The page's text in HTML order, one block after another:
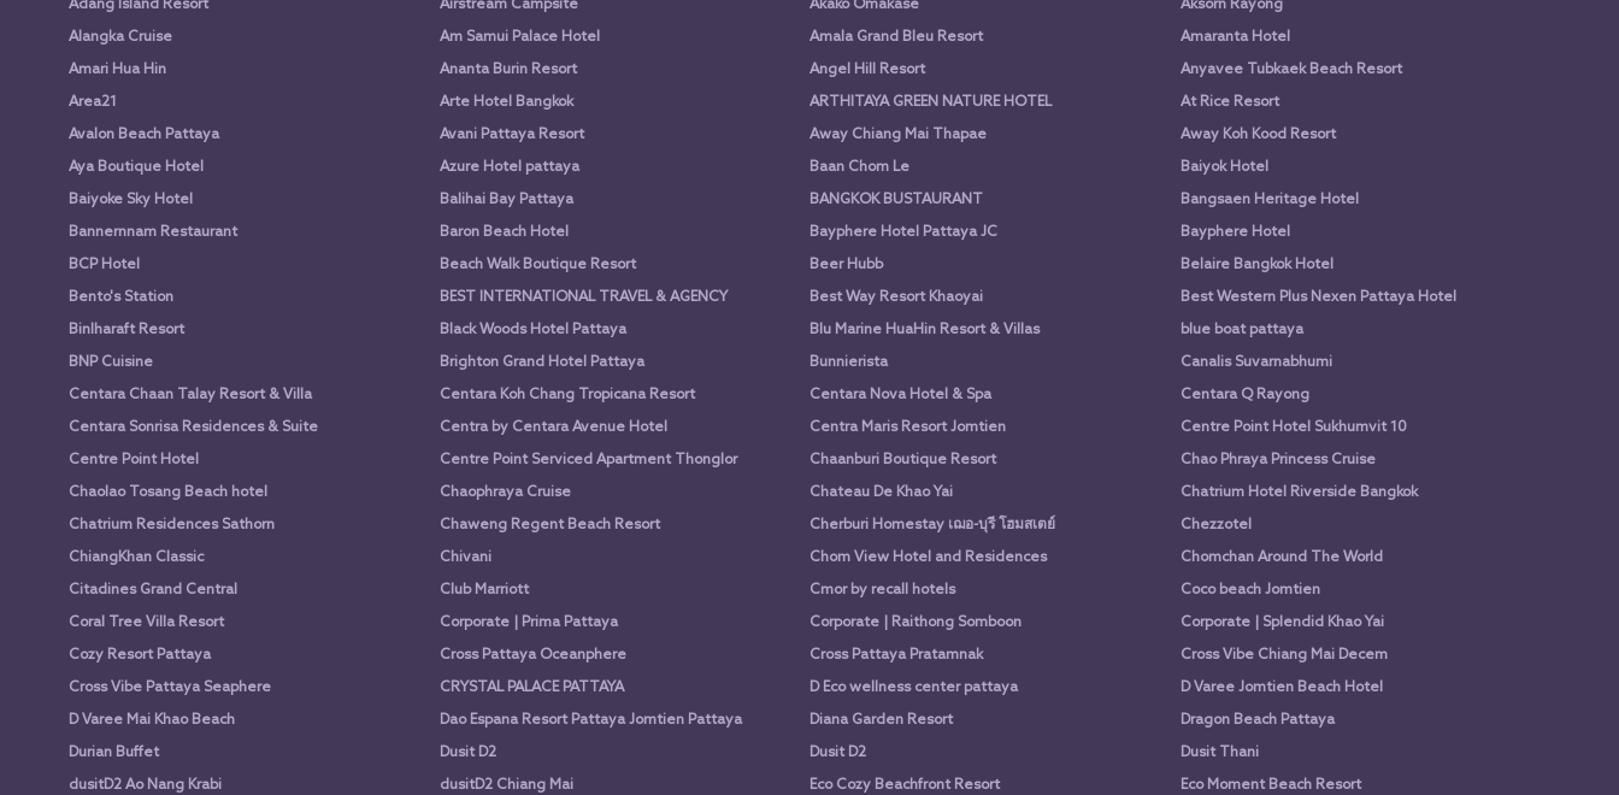
Adang Island Resort
Airstream Campsite Akako Omakase
Aksorn Rayong
Alangka Cruise
Am Samui Palace Hotel Amala Grand Bleu Resort
Amaranta Hotel
Amari Hua Hin
Ananta Burin Resort Angel Hill Resort
Anyavee Tubkaek Beach Resort
Area21
Arte Hotel Bangkok ARTHITAYA GREEN NATURE HOTEL
At Rice Resort
Avalon Beach Pattaya
Avani Pattaya Resort Away Chiang Mai Thapae
Away Koh Kood Resort
Aya Boutique Hotel
Azure Hotel pattaya Baan Chom Le
Baiyok Hotel
Baiyoke Sky Hotel
Balihai Bay Pattaya BANGKOK BUSTAURANT
Bangsaen Heritage Hotel
Bannernnam Restaurant
Baron Beach Hotel Bayphere Hotel Pattaya JC
Bayphere Hotel
BCP Hotel
Beach Walk Boutique Resort Beer Hubb
Belaire Bangkok Hotel
Bento's Station
BEST INTERNATIONAL TRAVEL & AGENCY Best Way Resort Khaoyai
Best Western Plus Nexen Pattaya Hotel
Binlharaft Resort
Black Woods Hotel Pattaya Blu Marine HuaHin Resort & Villas
blue boat pattaya
BNP Cuisine
Brighton Grand Hotel Pattaya Bunnierista
Canalis Suvarnabhumi
Centara Chaan Talay Resort & Villa
Centara Koh Chang Tropicana Resort Centara Nova Hotel & Spa
Centara Q Rayong
Centara Sonrisa Residences & Suite
Centra by Centara Avenue Hotel Centra Maris Resort Jomtien
Centre Point Hotel Sukhumvit 10
Centre Point Hotel
Centre Point Serviced Apartment Thonglor Chaanburi Boutique Resort
Chao Phraya Princess Cruise
Chaolao Tosang Beach hotel
Chaophraya Cruise Chateau De Khao Yai
Chatrium Hotel Riverside Bangkok
Chatrium Residences Sathorn
Chaweng Regent Beach Resort Cherburi Homestay เฌอ-บุรี โฮมสเตย์
Chezzotel
ChiangKhan Classic
Chivani Chom View Hotel and Residences
Chomchan Around The World
Citadines Grand Central
Club Marriott Cmor by recall hotels
Coco beach Jomtien
Coral Tree Villa Resort
Corporate | Prima Pattaya Corporate | Raithong Somboon
Corporate | Splendid Khao Yai
Cozy Resort Pattaya
Cross Pattaya Oceanphere Cross Pattaya Pratamnak
Cross Vibe Chiang Mai Decem
Cross Vibe Pattaya Seaphere
CRYSTAL PALACE PATTAYA D Eco wellness center pattaya
D Varee Jomtien Beach Hotel
D Varee Mai Khao Beach
Dao Espana Resort Pattaya Jomtien Pattaya Diana Garden Resort
Dragon Beach Pattaya
Durian Buffet
Dusit D2 Dusit D2
Dusit Thani
dusitD2 Ao Nang Krabi
dusitD2 Chiang Mai Eco Cozy Beachfront Resort
Eco Moment Beach Resort